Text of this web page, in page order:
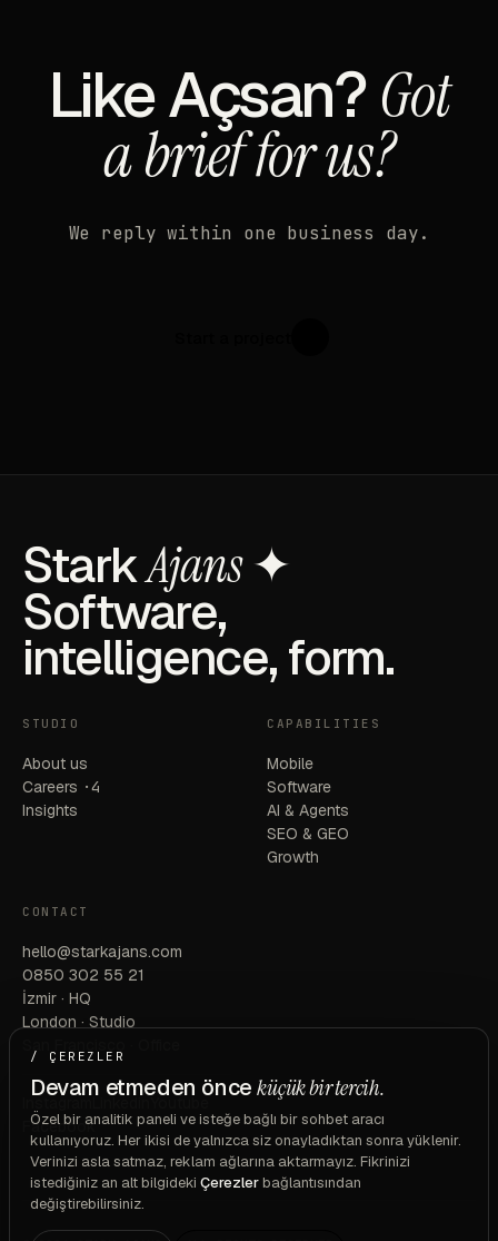
Like Açsan?Got
a brief for us?
We reply within one business day.
StarkAjans✦
Software,
intelligence, form.
STUDIO
About us
Careers ·4
Insights
CAPABILITIES
Mobile
Software
AI & Agents
SEO & GEO
Growth
CONTACT
hello@starkajans.com
0850 302 55 21
İzmir · HQ
London · Studio
Facebook
/ ÇEREZLER
Devam etmeden önceküçük bir tercih.
Özel bir analitik paneli ve isteğe bağlı bir sohbet aracı
kullanıyoruz. Her ikisi de yalnızca siz onayladıktan sonra yüklenir.
Verinizi asla satmaz, reklam ağlarına aktarmayız. Fikrinizi
istediğiniz an alt bilgideki Çerezlerbağlantısından
değiştirebilirsiniz.